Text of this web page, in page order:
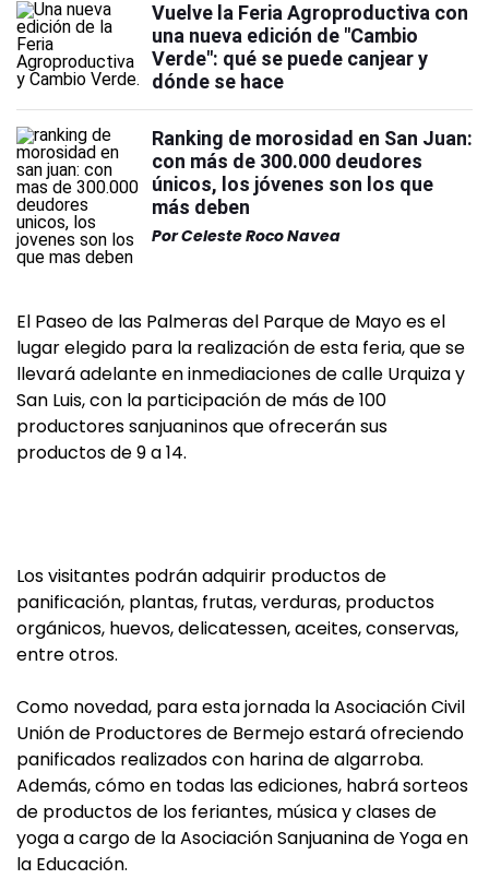
Vuelve la Feria Agroproductiva con
una nueva edición de "Cambio
Verde": qué se puede canjear y
dónde se hace
Ranking de morosidad en San Juan:
con más de 300.000 deudores
únicos, los jóvenes son los que
más deben
PorCeleste Roco Navea
El Paseo de las Palmeras del Parque de Mayo es el
lugar elegido para la realización de esta feria, que se
llevará adelante en inmediaciones de calle Urquiza y
San Luis, con la participación de más de 100
productores sanjuaninos que ofrecerán sus
productos de 9 a 14.
Los visitantes podrán adquirir productos de
panificación, plantas, frutas, verduras, productos
orgánicos, huevos, delicatessen, aceites, conservas,
entre otros.
Como novedad, para esta jornada la Asociación Civil
Unión de Productores de Bermejo estará ofreciendo
panificados realizados con harina de algarroba.
Además, cómo en todas las ediciones, habrá sorteos
de productos de los feriantes, música y clases de
yoga a cargo de la Asociación Sanjuanina de Yoga en
la Educación.